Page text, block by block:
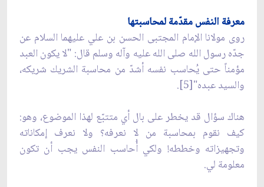
معرفة النفس مقدّمة لمحاسبتها
روى مولانا الإمام المجتبى الحسن بن علي عليهما السلام عن
جدّه رسول الله صلى الله عليه وآله وسلم قال: "لا يكون العبد
مؤمناً حتى يُحاسب نفسه أشدّ من محاسبة الشريك شريكه،
والسيد عبده"[5].
هناك سؤال قد يخطر على بال أي متتبّع لهذا الموضوع، وهو:
كيف نقوم بمحاسبة من لا نعرفه؟ ولا نعرف إمكاناته
وتجهيزاته وخططه! ولكي أُحاسب النفس يجب أن تكون
معلومة لي.